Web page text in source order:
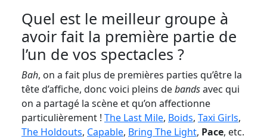
Quel est le meilleur groupe à
avoir fait la première partie de
l’un de vos spectacles ?
Bah, on a fait plus de premières parties qu’être la
tête d’affiche, donc voici pleins debandsavec qui
on a partagé la scène et qu’on affectionne
particulièrement ! The Last Mile, Boids, Taxi Girls,
The Holdouts, Capable, Bring The Light, Pace, etc.